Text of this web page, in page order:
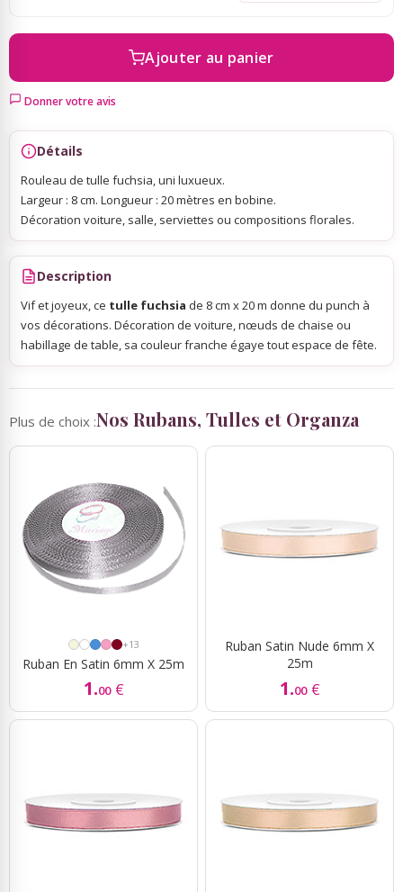
Sky Lanterns
Rubans Tulle Organdi
Scrapbooking, Loisirs Créatifs
Ajouter au panier
Donner votre avis
Détails
Rouleau de tulle fuchsia, uni luxueux.
Largeur : 8 cm. Longueur : 20 mètres en bobine.
Décoration voiture, salle, serviettes ou compositions florales.
Description
Vif et joyeux, ce tulle fuchsia de 8 cm x 20 m donne du punch à
vos décorations. Décoration de voiture, nœuds de chaise ou
habillage de table, sa couleur franche égaye tout espace de fête.
Plus de choix :Nos Rubans, Tulles et Organza
+13
Ruban En Satin 6mm X 25m
1.00 €
Ruban Satin Nude 6mm X
25m
1.00 €